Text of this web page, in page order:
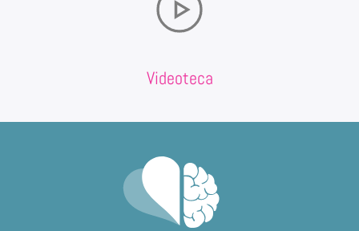
Videoteca